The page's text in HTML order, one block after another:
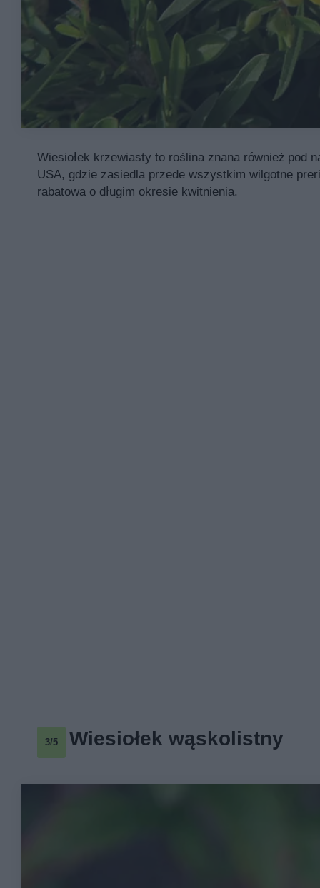
Wiesiołek krzewiasty to roślina znana również pod
USA, gdzie zasiedla przede wszystkim wilgotne
rabatowa o długim okresie kwitnienia.
3/5 Wiesiołek wąskolistny